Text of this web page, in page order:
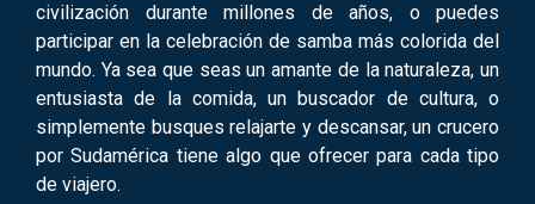
civilización durante millones de años, o puedes
participar en la celebración de samba más colorida del
mundo. Ya sea que seas un amante de la naturaleza, un
entusiasta de la comida, un buscador de cultura, o
simplemente busques relajarte y descansar, un crucero
por Sudamérica tiene algo que ofrecer para cada tipo
de viajero.